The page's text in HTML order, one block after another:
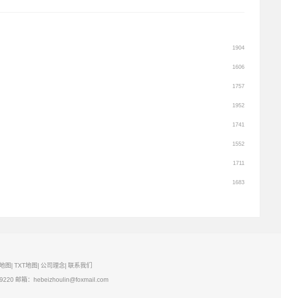
1904
1606
1757
1952
1741
1552
1711
1683
图 | TXT地图 | 公司理念| 联系我们
邮箱：hebeizhoulin@foxmail.com